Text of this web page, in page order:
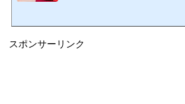
スポンサーリンク